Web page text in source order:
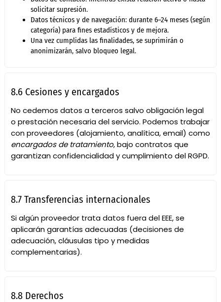
solicitar supresión.
Datos técnicos y de navegación: durante 6–24 meses (según
categoría) para fines estadísticos y de mejora.
Una vez cumplidas las finalidades, se suprimirán o
anonimizarán, salvo bloqueo legal.
8.6 Cesiones y encargados
No cedemos datos a terceros salvo obligación legal
o prestación necesaria del servicio. Podemos trabajar
con proveedores (alojamiento, analítica, email) como
encargados de tratamiento, bajo contratos que
garantizan confidencialidad y cumplimiento del RGPD.
8.7 Transferencias internacionales
Si algún proveedor trata datos fuera del EEE, se
aplicarán garantías adecuadas (decisiones de
adecuación, cláusulas tipo y medidas
complementarias).
8.8 Derechos